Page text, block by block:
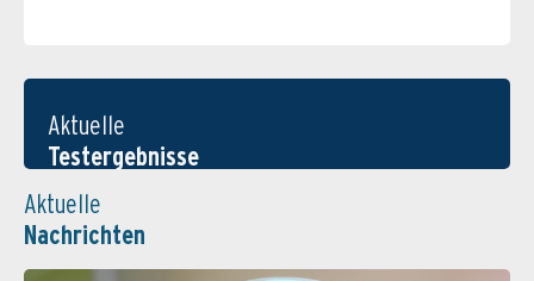
Aktuelle
Testergebnisse
Aktuelle
Nachrichten